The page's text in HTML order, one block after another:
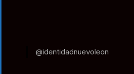
@identidadnuevoleon